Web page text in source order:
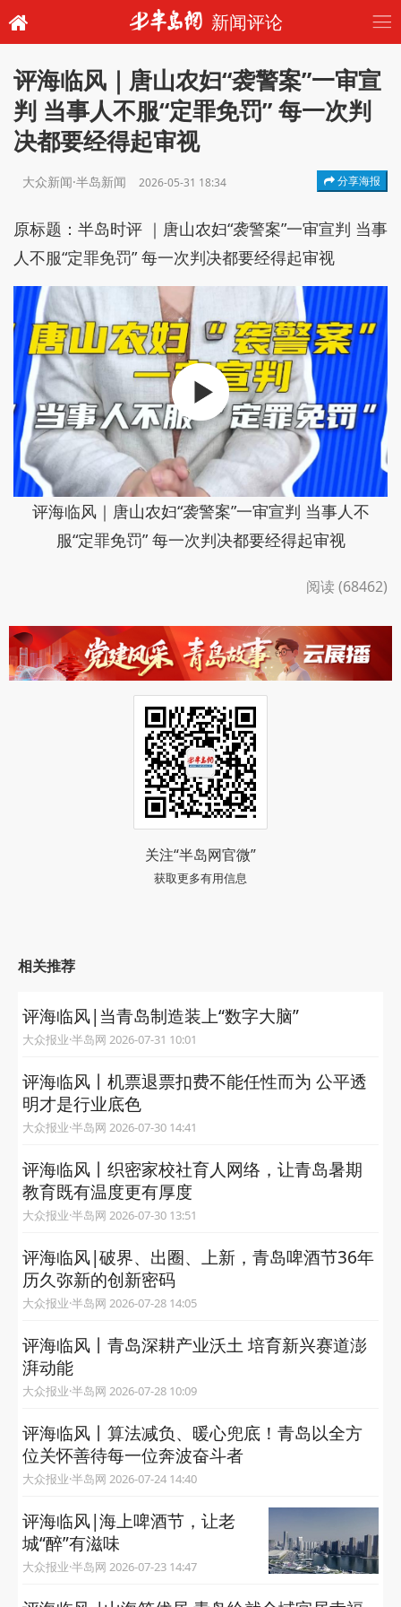
新闻评论
评海临风｜唐山农妇“袭警案”一审宣
判 当事人不服“定罪免罚” 每一次判
决都要经得起审视
大众新闻·半岛新闻 2026-05-31 18:34 分享海报
原标题：半岛时评 ｜唐山农妇“袭警案”一审宣判 当事
人不服“定罪免罚” 每一次判决都要经得起审视
评海临风｜唐山农妇“袭警案”一审宣判 当事人不
服“定罪免罚” 每一次判决都要经得起审视
阅读 (68462)
关注“半岛网官微”
获取更多有用信息
相关推荐
评海临风|当青岛制造装上“数字大脑”
大众报业·半岛网 2026-07-31 10:01
评海临风丨机票退票扣费不能任性而为 公平透
明才是行业底色
大众报业·半岛网 2026-07-30 14:41
评海临风丨织密家校社育人网络，让青岛暑期
教育既有温度更有厚度
大众报业·半岛网 2026-07-30 13:51
评海临风|破界、出圈、上新，青岛啤酒节36年
历久弥新的创新密码
大众报业·半岛网 2026-07-28 14:05
评海临风丨青岛深耕产业沃土 培育新兴赛道澎
湃动能
大众报业·半岛网 2026-07-28 10:09
评海临风丨算法减负、暖心兜底！青岛以全方
位关怀善待每一位奔波奋斗者
大众报业·半岛网 2026-07-24 14:40
评海临风|海上啤酒节，让老
城“醉”有滋味
大众报业·半岛网 2026-07-23 14:47